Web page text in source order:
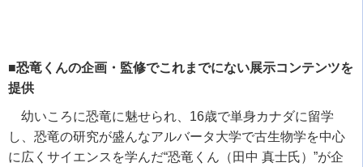
■恐竜くんの企画・監修でこれまでにない展示コンテンツを
提供
幼いころに恐竜に魅せられ、 16歳で単身カナダに留学
し、恐竜の研究が盛んなアルバータ大学で古生物学を中心
に広くサイエンスを学んだ“恐竜くん（田中 真士氏） ”が企